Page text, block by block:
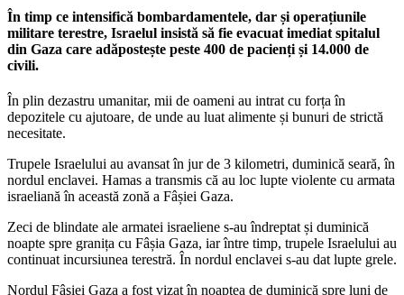
În timp ce intensifică bombardamentele, dar și operațiunile
militare terestre, Israelul insistă să fie evacuat imediat spitalul
din Gaza care adăpostește peste 400 de pacienți și 14.000 de
civili.
În plin dezastru umanitar, mii de oameni au intrat cu forța în
depozitele cu ajutoare, de unde au luat alimente și bunuri de strictă
necesitate.
Trupele Israelului au avansat în jur de 3 kilometri, duminică seară, în
nordul enclavei. Hamas a transmis că au loc lupte violente cu armata
israeliană în această zonă a Fâșiei Gaza.
Zeci de blindate ale armatei israeliene s-au îndreptat și duminică
noapte spre granița cu Fâșia Gaza, iar între timp, trupele Israelului au
continuat incursiunea terestră. În nordul enclavei s-au dat lupte grele.
Nordul Fâşiei Gaza a fost vizat în noaptea de duminică spre luni de